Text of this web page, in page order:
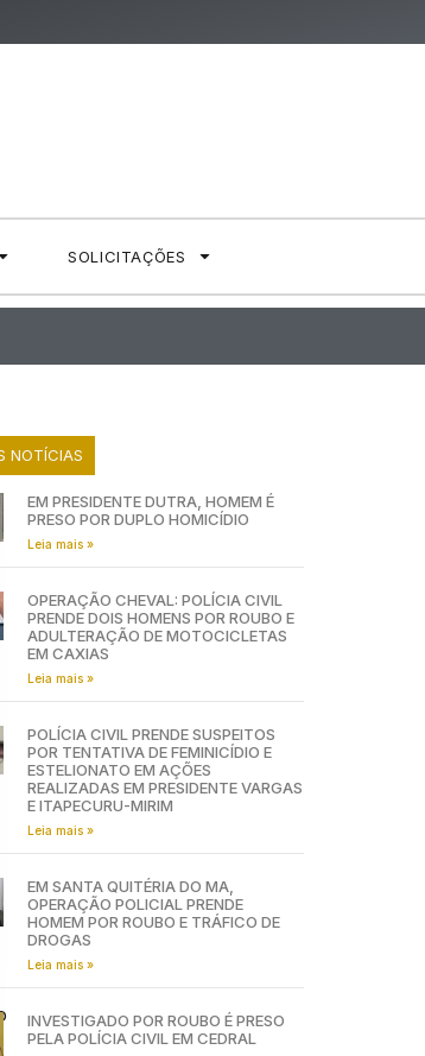
SOLICITAÇÕES
NOTÍCIAS
EM PRESIDENTE DUTRA, HOMEM É
PRESO POR DUPLO HOMICÍDIO
Leia mais »
OPERAÇÃO CHEVAL: POLÍCIA CIVIL
PRENDE DOIS HOMENS POR ROUBO E
ADULTERAÇÃO DE MOTOCICLETAS
EM CAXIAS
Leia mais »
POLÍCIA CIVIL PRENDE SUSPEITOS
POR TENTATIVA DE FEMINICÍDIO E
ESTELIONATO EM AÇÕES
REALIZADAS EM PRESIDENTE VARGAS
E ITAPECURU-MIRIM
Leia mais »
EM SANTA QUITÉRIA DO MA,
OPERAÇÃO POLICIAL PRENDE
HOMEM POR ROUBO E TRÁFICO DE
DROGAS
Leia mais »
INVESTIGADO POR ROUBO É PRESO
PELA POLÍCIA CIVIL EM CEDRAL